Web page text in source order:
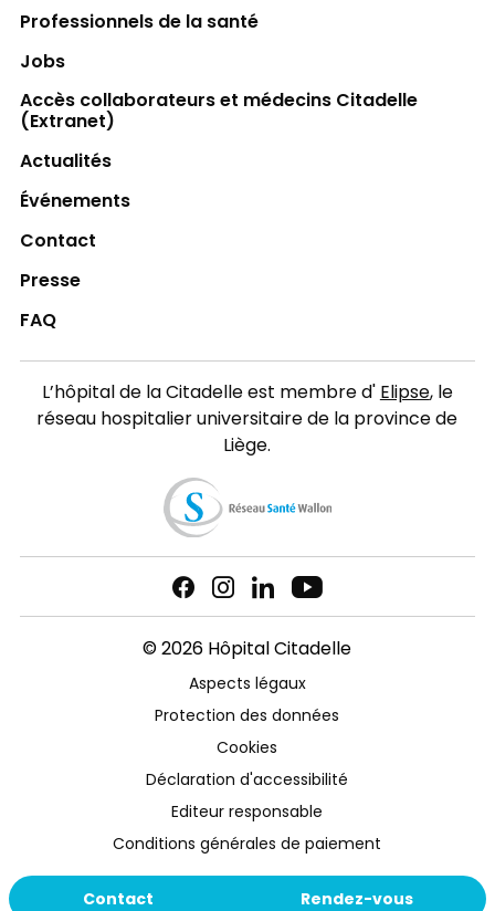
Contact Rendez-vous
Professionnels de la santé
Jobs
Accès collaborateurs et médecins Citadelle
(Extranet)
Actualités
Événements
Contact
Presse
FAQ
L’hôpital de la Citadelle est membre d'Elipse, le
réseau hospitalier universitaire de la province de
Liège.
© 2026 Hôpital Citadelle
Aspects légaux
Protection des données
Cookies
Déclaration d'accessibilité
Editeur responsable
Conditions générales de paiement